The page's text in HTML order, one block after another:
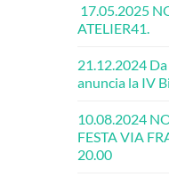
17.05.2025
ATELIER41.
21.12.2024
anuncia la IV
10.08.2024
FESTA VIA
20.00